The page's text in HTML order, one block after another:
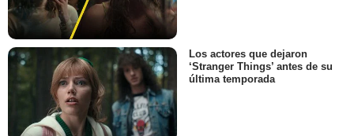
Los actores que dejaron
‘Stranger Things’ antes de su
última temporada